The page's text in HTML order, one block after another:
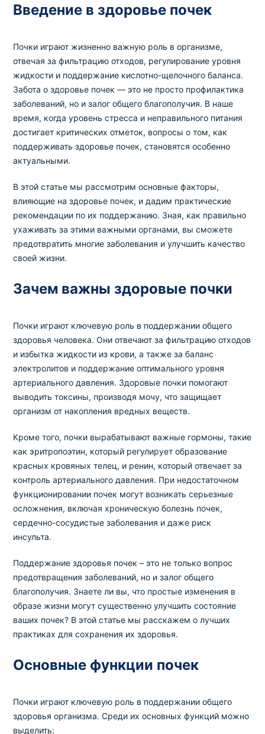
Введение в здоровье почек
Почки играют жизненно важную роль в организме,
отвечая за фильтрацию отходов, регулирование уровня
жидкости и поддержание кислотно-щелочного баланса.
Забота о здоровье почек — это не просто профилактика
заболеваний, но и залог общего благополучия. В наше
время, когда уровень стресса и неправильного питания
достигает критических отметок, вопросы о том, как
поддерживать здоровье почек, становятся особенно
актуальными.
В этой статье мы рассмотрим основные факторы,
влияющие на здоровье почек, и дадим практические
рекомендации по их поддержанию. Зная, как правильно
ухаживать за этими важными органами, вы сможете
предотвратить многие заболевания и улучшить качество
своей жизни.
Зачем важны здоровые почки
Почки играют ключевую роль в поддержании общего
здоровья человека. Они отвечают за фильтрацию отходов
и избытка жидкости из крови, а также за баланс
электролитов и поддержание оптимального уровня
артериального давления. Здоровые почки помогают
выводить токсины, производя мочу, что защищает
организм от накопления вредных веществ.
Кроме того, почки вырабатывают важные гормоны, такие
как эритропоэтин, который регулирует образование
красных кровяных телец, и ренин, который отвечает за
контроль артериального давления. При недостаточном
функционировании почек могут возникать серьезные
осложнения, включая хроническую болезнь почек,
сердечно-сосудистые заболевания и даже риск
инсульта.
Поддержание здоровья почек – это не только вопрос
предотвращения заболеваний, но и залог общего
благополучия. Знаете ли вы, что простые изменения в
образе жизни могут существенно улучшить состояние
ваших почек? В этой статье мы расскажем о лучших
практиках для сохранения их здоровья.
Основные функции почек
Почки играют ключевую роль в поддержании общего
здоровья организма. Среди их основных функций можно
выделить:
Выбрать клинику
Оформить заказ
Если вы не знаете, какие анализы вам
необходимы,
запишитесь к врачу на
консультацию .
* Администрация клиники принимает все меры для
своевременного обновления размещённого на сайте
недоразумений, рекомендуем уточнять стоимость и
сроки выполнения исследований по телефонам,